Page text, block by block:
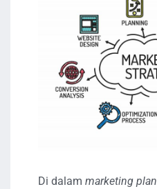
Di dalam marketing plan